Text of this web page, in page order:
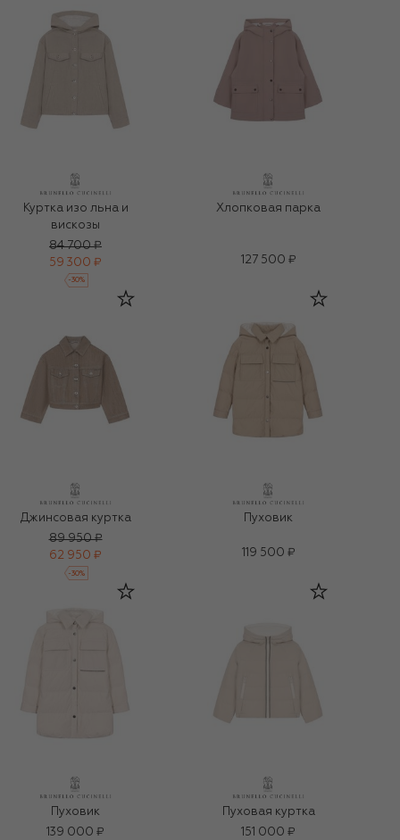
Куртка изо льна и
вискозы
84 700 ₽
59 300 ₽
-30%
Хлопковая парка
127 500 ₽
Джинсовая куртка
89 950 ₽
62 950 ₽
-30%
Пуховик
119 500 ₽
Пуховик
139 000 ₽
Пуховая куртка
151 000 ₽